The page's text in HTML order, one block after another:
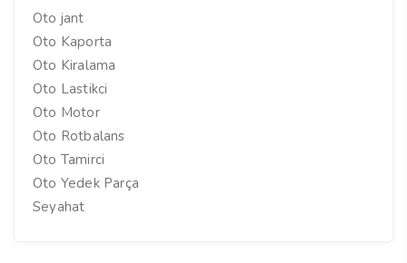
Oto jant
Oto Kaporta
Oto Kiralama
Oto Lastikci
Oto Motor
Oto Rotbalans
Oto Tamirci
Oto Yedek Parça
Seyahat